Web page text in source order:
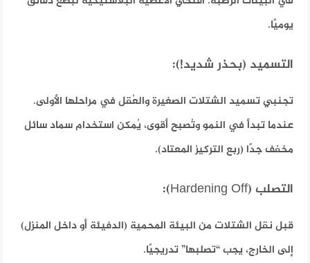
يوميًا.
التسميد (بحذر شديد!):
تجنبي تسميد الشتلات الصغيرة والعُقل في مراحلها الأولى.
عندما تبدأ في النمو وتُصبح أقوى، يُمكن استخدام سماد سائل
مخفف جدًا (ربع التركيز المعتاد).
التصلب (Hardening Off):
قبل نقل الشتلات من البيئة المحمية (الدفيئة أو داخل المنزل)
إلى الخارج، يجب “تصلبها” تدريجيًا.